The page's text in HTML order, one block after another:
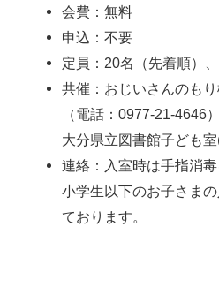
会費：無料
申込：不要
定員：20名（先着順）
共催：おじいさんのも
（電話：0977-21-4646）
大分県立図書館子ども
連絡：入室時は手指消毒
小学生以下のお子さま
ております。